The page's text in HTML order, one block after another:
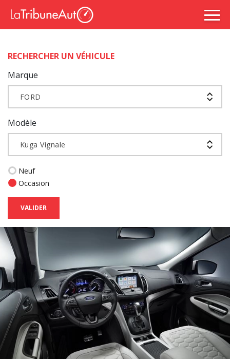
RECHERCHER UN VÉHICULE
Marque
FORD
Modèle
Kuga Vignale
Neuf
Occasion
VALIDER